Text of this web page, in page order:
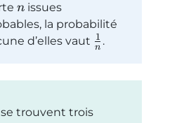
n issues
la probabilité
d’elles vaut n
1 .
se trouvent trois